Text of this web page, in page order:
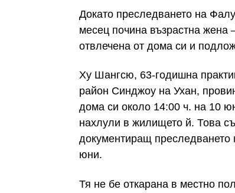
Докато преследването на
месец почина възрастна жена
отвлечена от дома си и
Ху Шангсю, 63-годишна
район Синджоу на Ухан,
дома си около 14:00 ч. на 10
нахлули в жилището й. Това
документиращ
юни.
Тя не бе откарана в местно